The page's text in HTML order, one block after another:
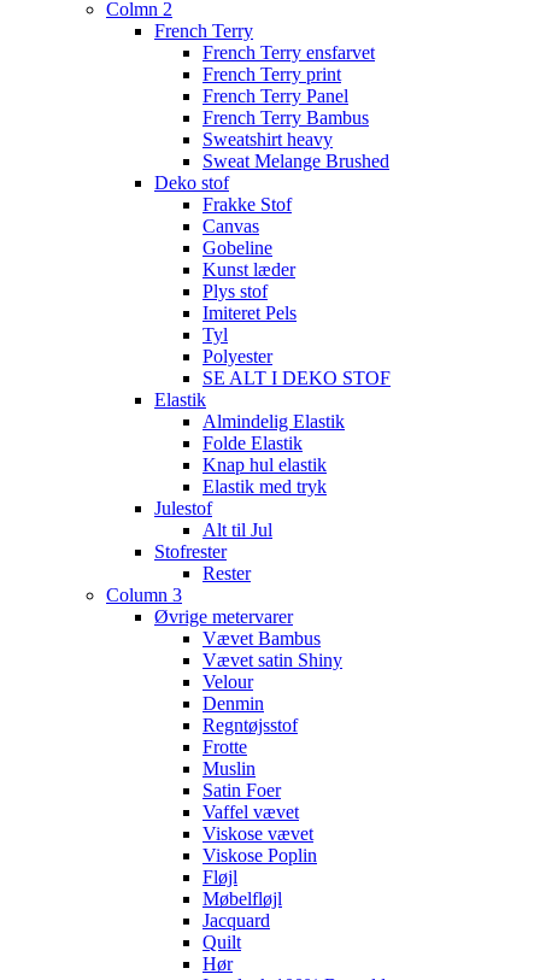
Colmn 2
French Terry
French Terry ensfarvet
French Terry print
French Terry Panel
French Terry Bambus
Sweatshirt heavy
Sweat Melange Brushed
Deko stof
Frakke Stof
Canvas
Gobeline
Kunst læder
Plys stof
Imiteret Pels
Tyl
Polyester
SE ALT I DEKO STOF
Elastik
Almindelig Elastik
Folde Elastik
Knap hul elastik
Elastik med tryk
Julestof
Alt til Jul
Stofrester
Rester
Column 3
Øvrige metervarer
Vævet Bambus
Vævet satin Shiny
Velour
Denmin
Regntøjsstof
Frotte
Muslin
Satin Foer
Vaffel vævet
Viskose vævet
Viskose Poplin
Fløjl
Møbelfløjl
Jacquard
Quilt
Hør